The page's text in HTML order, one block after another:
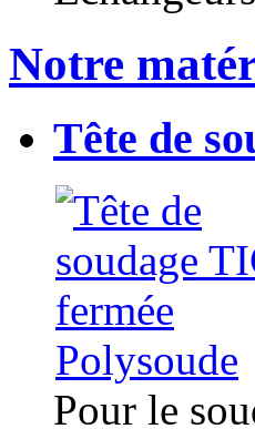
Notre
Tête de
Pour le